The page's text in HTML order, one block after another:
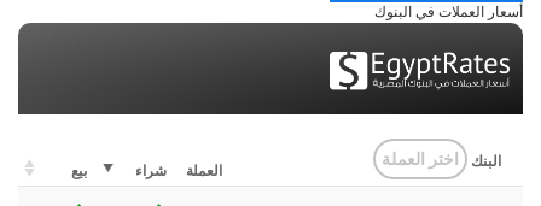
أسعار العملات في البنوك